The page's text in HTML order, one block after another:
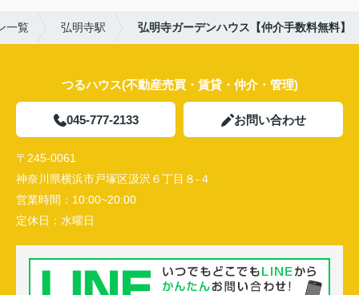
一覧 弘明寺駅 弘明寺ガーデンハウス【仲介手数料無料】
つるハウス(不動産売買・賃貸・仲介・管理)
045-777-2133 お問い合わせ
〒245-0061
神奈川県横浜市戸塚区汲沢６丁目８-４
営業時間： 10:00~20:00
定休日： 水曜日